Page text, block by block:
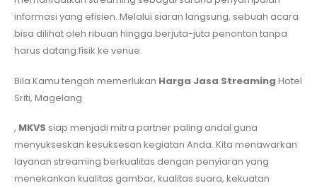
informasi yang efisien. Melalui siaran langsung, sebuah acara
bisa dilihat oleh ribuan hingga berjuta-juta penonton tanpa
harus datang fisik ke venue.
Bila Kamu tengah memerlukan Harga Jasa Streaming Hotel
Sriti, Magelang
, MKVS siap menjadi mitra partner paling andal guna
menyukseskan kesuksesan kegiatan Anda. Kita menawarkan
layanan streaming berkualitas dengan penyiaran yang
menekankan kualitas gambar, kualitas suara, kekuatan